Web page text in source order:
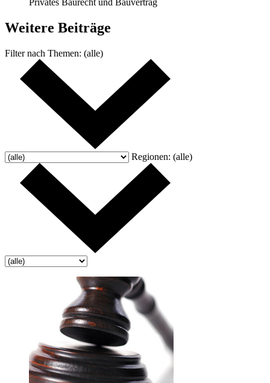
Privates Baurecht und Bauvertrag
Weitere Beiträge
Filter nach Themen: (alle)
Regionen: (alle)